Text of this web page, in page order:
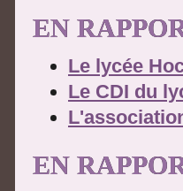
EN
Le lycée
Le CDI du
EN